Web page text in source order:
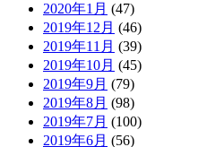
2020年1月 (47)
2019年12月 (46)
2019年11月 (39)
2019年10月 (45)
2019年9月 (79)
2019年8月 (98)
2019年7月 (100)
2019年6月 (56)